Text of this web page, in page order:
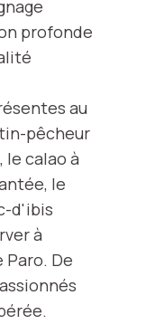
profonde
au
pêcheur
le calao à
le
d'ibis
à
Paro. De